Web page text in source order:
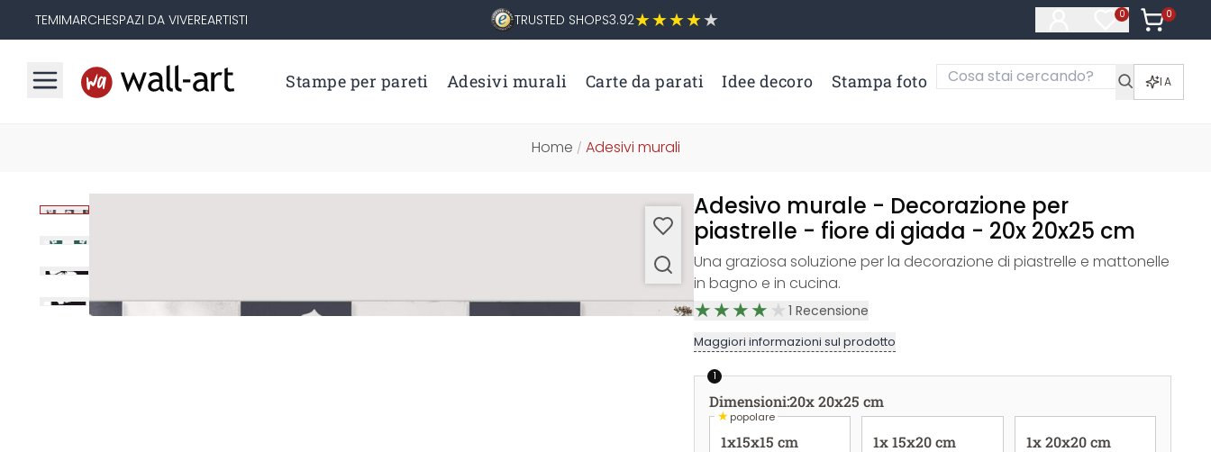
TEMIMARCHESPAZI DA VIVEREARTISTI TRUSTED SHOPS3.92 0
Articoli nella
0
Articoli
Stampe per pareti Adesivi murali Carte da parati Idee decoro Stampa foto IA
Home / Adesivi murali
Adesivo murale - Decorazione per
piastrelle - fiore di giada - 20x 20x25 cm
Una graziosa soluzione per la decorazione di piastrelle e mattonelle
in bagno e in cucina.
1 Recensione
Maggiori informazioni sul prodotto
1
Dimensioni:20x 20x25 cm
★popolare
1x15x15 cm
1x 15x20 cm
1x 20x20 cm